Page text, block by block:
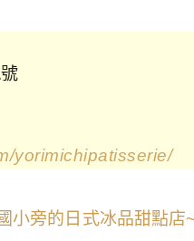
yorimichipatisserie/